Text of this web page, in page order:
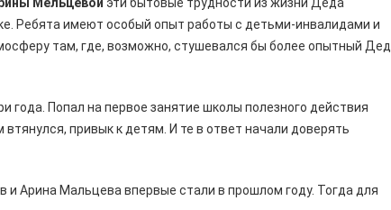
Ребята имеют особый опыт работы с детьми-инвалидами и
там, где, возможно, стушевался бы более опытный Дед
года. Попал на первое занятие школы полезного действия
привык к детям. И те в ответ начали доверять
Арина Мальцева впервые стали в прошлом году. Тогда для